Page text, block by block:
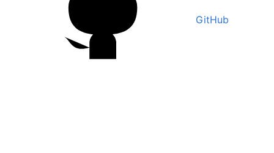
GitHub